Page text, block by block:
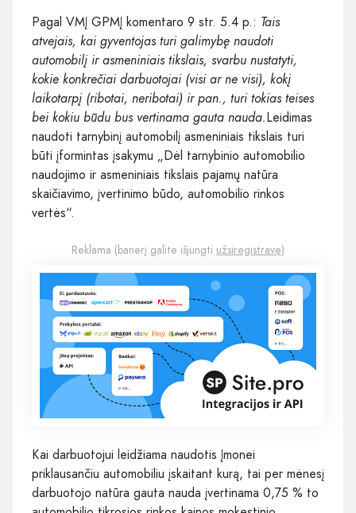
Pagal VMĮ GPMĮ komentaro 9 str. 5.4 p.: Tais
atvejais, kai gyventojas turi galimybę naudoti
automobilį ir asmeniniais tikslais, svarbu nustatyti,
kokie konkrečiai darbuotojai (visi ar ne visi), kokį
laikotarpį (ribotai, neribotai) ir pan., turi tokias teises
bei kokiu būdu bus vertinama gauta nauda.Leidimas
naudoti tarnybinį automobilį asmeniniais tikslais turi
būti įformintas įsakymu „Dėl tarnybinio automobilio
naudojimo ir asmeniniais tikslais pajamų natūra
skaičiavimo, įvertinimo būdo, automobilio rinkos
vertės“.
Reklama (banerį galite išjungti užsiregistravę)
Kai darbuotojui leidžiama naudotis Įmonei
priklausančiu automobiliu įskaitant kurą, tai per mėnesį
darbuotojo natūra gauta nauda įvertinama 0,75 % to